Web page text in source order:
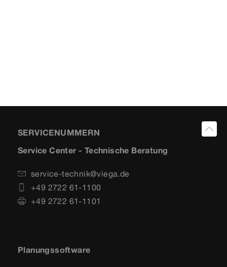
SERVICENUMMERN
Service Center - Technische Beratung
service-technik@viega.de
+49 2722 61-1100
+49 2722 61-1101
Planungssoftware